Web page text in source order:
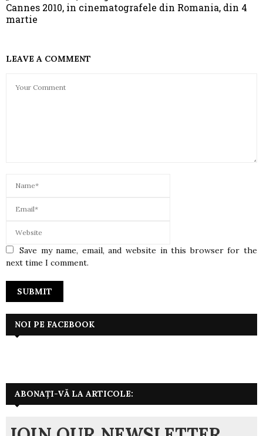
Cannes 2010, in cinematografele din Romania, din 4
martie
LEAVE A COMMENT
Save my name, email, and website in this browser for the
next time I comment.
NOI PE FACEBOOK
ABONAȚI-VĂ LA ARTICOLE: